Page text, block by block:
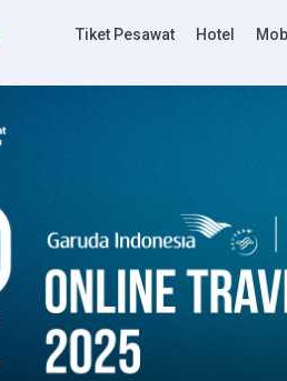
Tiket Pesawat Hotel